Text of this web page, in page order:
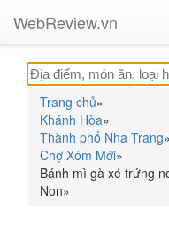
WebReview.vn
Trang chủ»
Khánh Hòa»
Thành phố Nha Trang»
Chợ Xóm Mới»
Bánh mì gà xé trứng
Non»